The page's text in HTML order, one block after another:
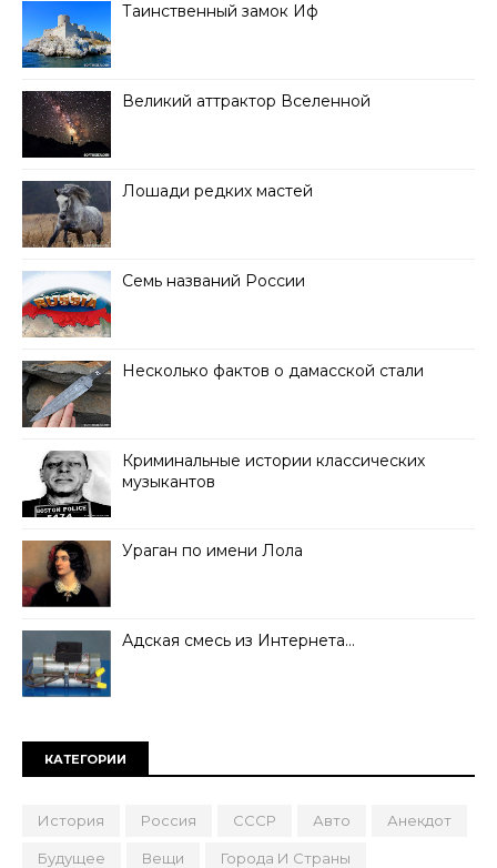
Таинственный замок Иф
Великий аттрактор Вселенной
Лошади редких мастей
Семь названий России
Несколько фактов о дамасской стали
Криминальные истории классических
музыкантов
Ураган по имени Лола
Адская смесь из Интернета…
КАТЕГОРИИ
История Россия СССР Авто Анекдот
Будущее Вещи Города И Страны